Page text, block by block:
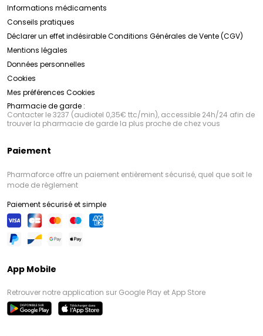
Informations médicaments
Conseils pratiques
Déclarer un effet indésirableConditions Générales de Vente (CGV)
Mentions légales
Données personnelles
Cookies
Mes préférences Cookies
Pharmacie de garde :
Contacter le 3237 (audiotel 0,35€ ttc/min), accessible 24h/24 afin de
trouver la pharmacie de garde la plus proche de chez vous
Paiement
Pharmaforce offre un paiement entièrement sécurisé, quel que soit le
mode de règlement
Paiement sécurisé et simple
App Mobile
Retrouver notre application sur Google Play et App Store